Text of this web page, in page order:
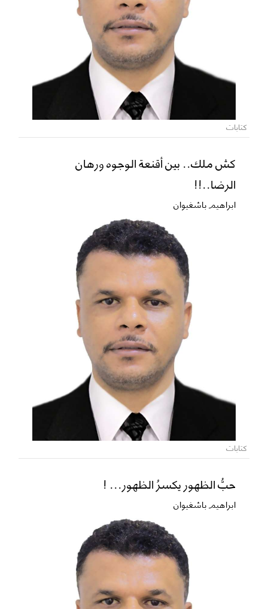
كتابات
كش ملك.. بين أقنعة الوجوه ورهان
الرضا..!!
ابراهيم باشغيوان
كتابات
حبُّ الظهور يكسرُ الظهور... !
ابراهيم باشغيوان